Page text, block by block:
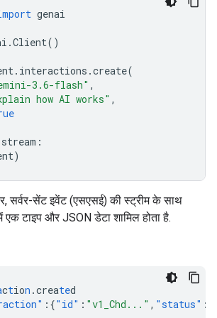
genai
.Client()
. interactions .create(
3.6-flash" ,
how AI works" ,
stream :
)
सर्वर-सेंट इवेंट (एसएसई) की स्ट्रीम के साथ
एक टाइप और JSON डेटा शामिल होता है.
ction .created
:{"id" : "v1_Chd..." , "status" :